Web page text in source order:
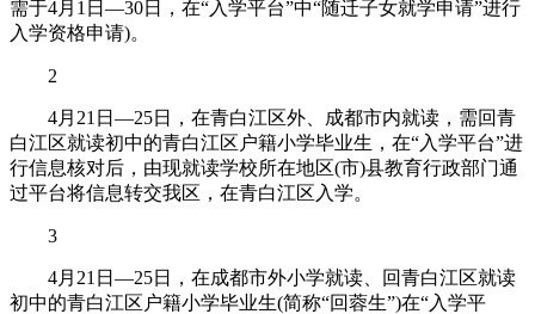
需于4月1日—30日，在“入学平台”中“随迁子女就学申请”进行
入学资格申请)。
2
4月21日—25日，在青白江区外、成都市内就读，需回青
白江区就读初中的青白江区户籍小学毕业生，在“入学平台”进
行信息核对后，由现就读学校所在地区(市)县教育行政部门通
过平台将信息转交我区，在青白江区入学。
3
4月21日—25日，在成都市外小学就读、回青白江区就读
初中的青白江区户籍小学毕业生(简称“回蓉生”)在“入学平